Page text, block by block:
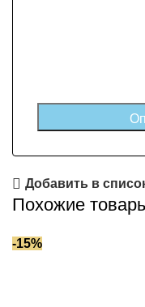
Добавить в
Похожие
-15%